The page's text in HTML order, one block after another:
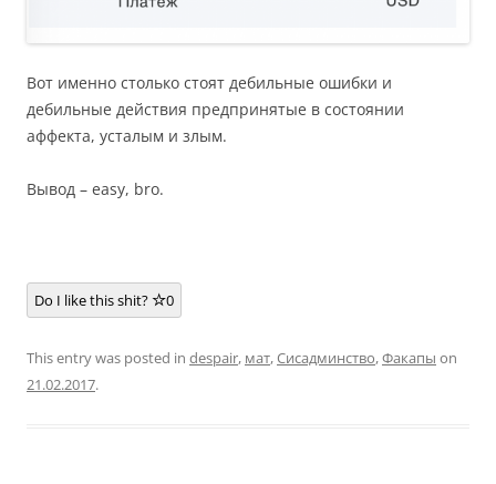
Вот именно столько стоят дебильные ошибки и
дебильные действия предпринятые в состоянии
аффекта, усталым и злым.
Вывод – easy, bro.
Do I like this shit? 0
This entry was posted in despair, мат,Сисадминство,Факапы on
21.02.2017.